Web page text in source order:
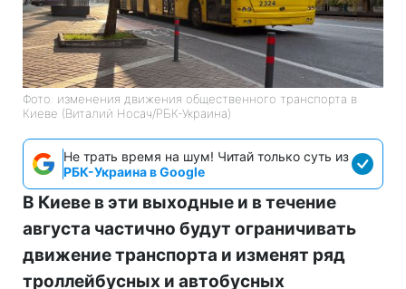
Фото: изменения движения общественного транспорта в
Киеве (Виталий Носач/РБК-Украина)
Не трать время на шум! Читай только суть из
РБК-Украина в Google
В Киеве в эти выходные и в течение
августа частично будут ограничивать
движение транспорта и изменят ряд
троллейбусных и автобусных